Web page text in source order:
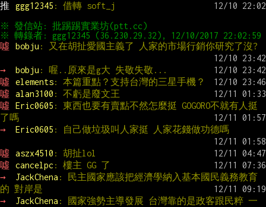
推
ggg12345 : 借轉 soft_j
噓
bobju : 又在胡扯愛國主義了 人家的市場行銷你研究了沒?
→ bobju : 喔..原來是g大 失敬失敬...
噓
elements: 本篇重點？支持台灣的三星手機？
噓
alan3100 : 不虧是廢文王
噓
Eric0605 : 東西也要有賣點不然怎麼挺 GOGORO不就有人挺
了嗎
→
Eric0605 : 自己做垃圾叫人家挺 人家花錢做功德嗎
噓 aszx4510 : 胡扯lol
噓
cancelpc : 樓主 GG 了
→
JackChena : 民主國家應該把經濟學納入基本國民義務教育
的 對岸是
→
JackChena : 國家強勢主導發展 台灣靠的是政客跟民粹 一